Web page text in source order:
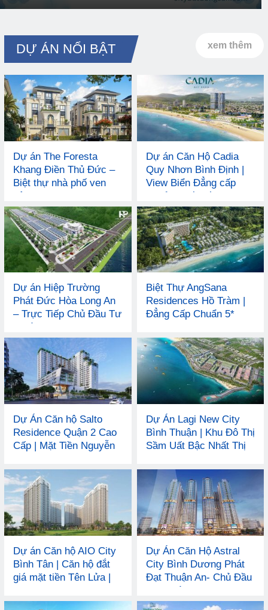
DỰ ÁN NỔI BẬT xem thêm
Dự án The Foresta
Khang Điền Thủ Đức –
Biệt thự nhà phố ven
sông
Dự án Căn Hộ Cadia
Quy Nhơn Bình Định |
View Biển Đẳng cấp
chuẩn Quốc tế 4*
Dự án Hiệp Trường
Phát Đức Hòa Long An
– Trực Tiếp Chủ Đầu Tư
Biệt Thự AngSana
Residences Hồ Tràm |
Đẳng Cấp Chuẩn 5*
Dự Án Căn hộ Salto
Residence Quận 2 Cao
Cấp | Mặt Tiền Nguyễn
Xanh
Dự Án Lagi New City
Bình Thuận | Khu Đô Thị
Sầm Uất Bậc Nhất Thị
Dự án Căn hộ AIO City
Bình Tân | Căn hộ đắt
giá mặt tiền Tên Lửa |
Bình Tân
Dự Án Căn Hộ Astral
City Bình Dương Phát
Đạt Thuận An- Chủ Đầu
Tư uy tín